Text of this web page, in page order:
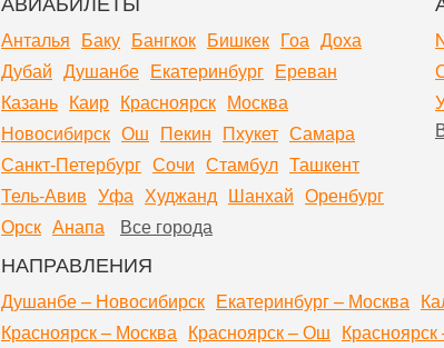
Анталья Баку Бангкок Бишкек Гоа Доха
Дубай Душанбе Екатеринбург Ереван
Казань Каир Красноярск Москва
Новосибирск Ош Пекин Пхукет Самара
Санкт-Петербург Сочи Стамбул Ташкент
Тель-Авив Уфа Худжанд Шанхай Оренбург
Орск Анапа Все города
НАПРАВЛЕНИЯ
Душанбе – Новосибирск Екатеринбург – Москва
Красноярск – Москва Красноярск – Ош